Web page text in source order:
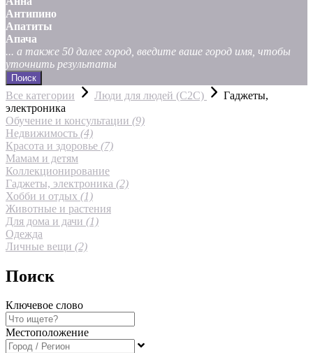
Антипино
Апатиты
Апача
... а также 50 далее город, введите ваше город имя, чтобы
уточнить результаты
Поиск
Все категории Люди для людей (С2С)
Гаджеты,
электроника
Обучение и консультации (9)
Недвижимость (4)
Красота и здоровье (7)
Мамам и детям
Коллекционирование
Гаджеты, электроника (2)
Хобби и отдых (1)
Животные и растения
Для дома и дачи (1)
Одежда
Личные вещи (2)
Поиск
Ключевое слово
Местоположение